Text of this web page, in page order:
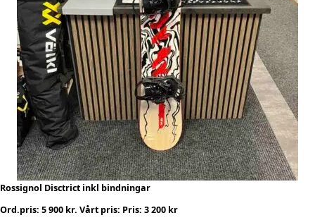
Rossignol Disctrict inkl bindningar
Ord.pris: 5 900 kr. Vårt pris: Pris: 3 200 kr